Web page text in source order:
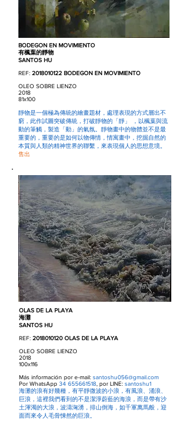
BODEGON EN MOVIMIENTO
有楓葉的靜物
SANTOS HU
REF: 2018010122 BODEGON EN MOVIMIENTO
OLEO SOBRE LIENZO
2018
81x100
靜物是一個極為傳統的繪畫題材，處理表現的方式層出不
窮，此作試圖突破傳統，打破靜物的「靜」 ，以楓葉與流
動的筆觸，製造「動」的氣氛。靜物畫中的物體並不是最
重要的，重要的是如何以物傳情，情寓畫中，挖掘自然的
本質與人類的精神世界的聯繫，來表現個人的思想意境。
售出
OLAS DE LA PLAYA
海灘
SANTOS HU
REF: 2018010120 OLAS DE LA PLAYA
OLEO SOBRE LIENZO
2018
100x116
Más información por e-mail: santoshu056@gmail.com
Por WhatsApp 34 655661518 , por LINE: santoshu1
海灘的浪有好幾種，有平靜微波的小浪，有風浪、涌浪、
巨浪，這裡我們看到的不是潔淨蔚藍的海浪，而是帶有沙
土渾濁的大浪，波濤洶湧，排山倒海，如千軍萬馬般，迎
面而來令人毛骨悚然的巨浪。